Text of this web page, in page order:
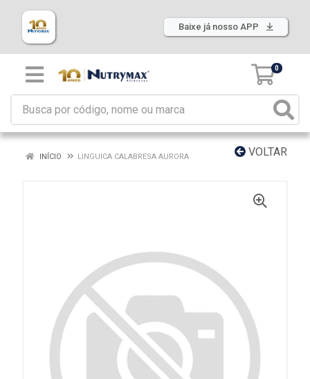
Baixe já nosso APP
0
VOLTAR
INÍCIO LINGUICA CALABRESA AURORA